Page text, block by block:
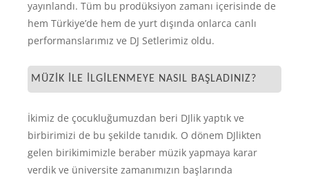
yayınlandı. Tüm bu prodüksiyon zamanı içerisinde de
hem Türkiye’de hem de yurt dışında onlarca canlı
performanslarımız ve DJ Setlerimiz oldu.
MÜZIK ILE ILGILENMEYE NASIL BAŞLADINIZ?
İkimiz de çocukluğumuzdan beri DJlik yaptık ve
birbirimizi de bu şekilde tanıdık. O dönem DJlikten
gelen birikimimizle beraber müzik yapmaya karar
verdik ve üniversite zamanımızın başlarında